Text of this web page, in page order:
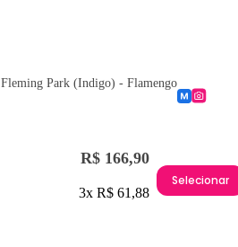
Fleming Park (Indigo) - Flamengo
R$ 166,90
3x R$ 61,88
Selecionar